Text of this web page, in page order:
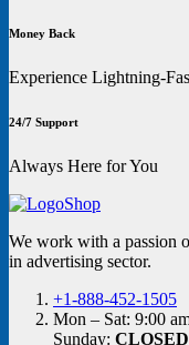
Money Back
Experience Lightning-
24/7 Support
Always Here for You
We work with a passion
in advertising sector.
+1-888-452-1505
Mon – Sat: 9:00
Sunday: CLOSED